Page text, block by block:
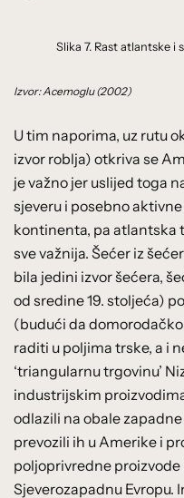
Slika 7. Rast atlantske
Izvor: Acemoglu (2002)
U tim naporima, uz rutu
izvor roblja) otkriva se
je važno jer uslijed toga
sjeveru i posebno
kontinenta, pa atlantska
sve važnija. Šećer iz
bila jedini izvor šećera,
od sredine 19. stoljeća)
(budući da
raditi u poljima trske, a i
‘triangularnu trgovinu’
industrijskim
odlazili na obale
prevozili ih u Amerike i
poljoprivredne proizvode
Sjeverozapadnu Evropu.